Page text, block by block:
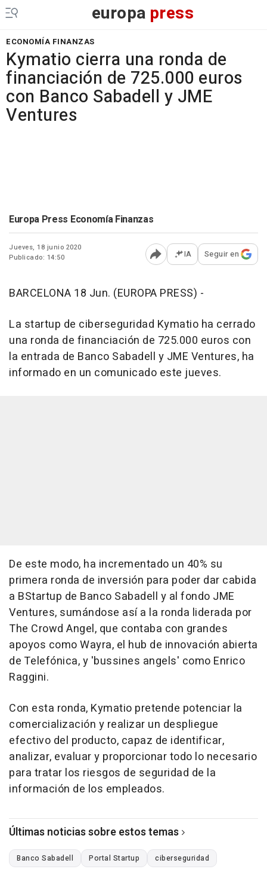
europa press
ECONOMÍA FINANZAS
Kymatio cierra una ronda de
financiación de 725.000 euros
con Banco Sabadell y JME
Ventures
Europa Press Economía Finanzas
Jueves, 18 junio 2020
Publicado: 14:50
Abrir opciones para
IA Seguir en
BARCELONA 18 Jun. (EUROPA PRESS) -
La startup de ciberseguridad Kymatio ha cerrado
una ronda de financiación de 725.000 euros con
la entrada de Banco Sabadell y JME Ventures, ha
informado en un comunicado este jueves.
De este modo, ha incrementado un 40% su
primera ronda de inversión para poder dar cabida
a BStartup de Banco Sabadell y al fondo JME
Ventures, sumándose así a la ronda liderada por
The Crowd Angel, que contaba con grandes
apoyos como Wayra, el hub de innovación abierta
de Telefónica, y 'bussines angels' como Enrico
Raggini.
Con esta ronda, Kymatio pretende potenciar la
comercialización y realizar un despliegue
efectivo del producto, capaz de identificar,
analizar, evaluar y proporcionar todo lo necesario
para tratar los riesgos de seguridad de la
información de los empleados.
Últimas noticias sobre estos temas
Banco Sabadell Portal Startup ciberseguridad